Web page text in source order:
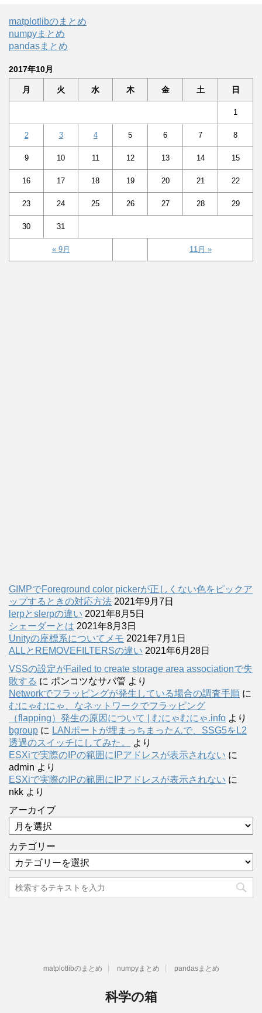
matplotlibのまとめ
numpyまとめ
pandasまとめ
2017年10月
月 火 水 木 金 土 日
« 9月 11月 »
1
2 3 4 5 6 7 8
9 10 11 12 13 14 15
16 17 18 19 20 21 22
23 24 25 26 27 28 29
30 31
GIMPでForeground color pickerが正しくない色をピックア
ップするときの対応方法 2021年9月7日
lerpとslerpの違い 2021年8月5日
シェーダーとは 2021年8月3日
Unityの座標系についてメモ 2021年7月1日
ALLとREMOVEFILTERSの違い 2021年6月28日
VSSの設定がFailed to create storage area associationで失
敗する に ポンコツなサバ管 より
Networkでフラッピングが発生している場合の調査手順 に
むにゃむにゃ、なネットワークでフラッピング
（flapping）発生の原因について | むにゃむにゃ.info より
bgroup に LANポートが埋まっちまったんで、SSG5をL2
透過のスイッチにしてみた。
より
ESXiで実際のIPの範囲にIPアドレスが表示されない に
admin より
ESXiで実際のIPの範囲にIPアドレスが表示されない に
nkk より
アーカイブ
カテゴリー
matplotlibのまとめ numpyまとめ pandasまとめ
科学の箱